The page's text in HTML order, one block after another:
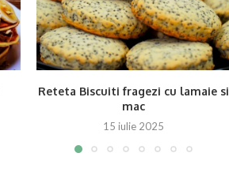
Reteta Biscuiti fragezi cu lamaie si
mac
15 iulie 2025